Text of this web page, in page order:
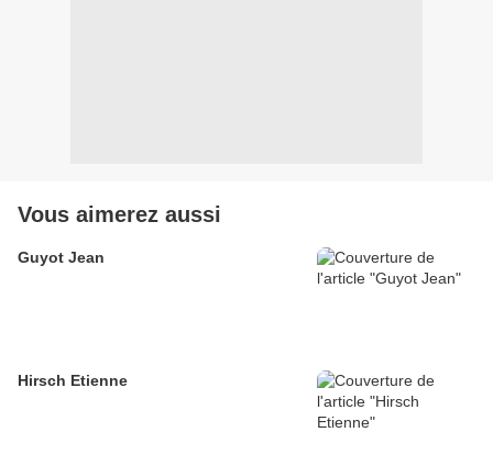
Vous aimerez aussi
Guyot Jean
Hirsch Etienne